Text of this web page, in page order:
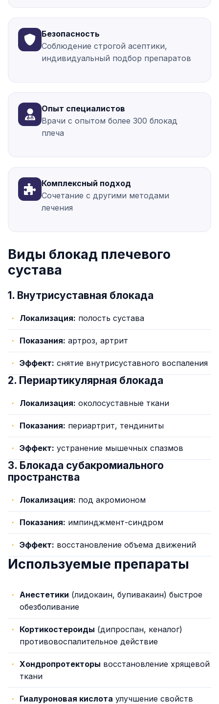
Безопасность
Соблюдение строгой асептики,
индивидуальный подбор препаратов
Опыт специалистов
Врачи с опытом более 300 блокад
плеча
Комплексный подход
Сочетание с другими методами
лечения
Виды блокад плечевого
сустава
1. Внутрисуставная блокада
Локализация: полость сустава
Показания: артроз, артрит
Эффект: снятие внутрисуставного воспаления
2. Периартикулярная блокада
Локализация: околосуставные ткани
Показания: периартрит, тендиниты
Эффект: устранение мышечных спазмов
3. Блокада субакромиального
пространства
Локализация: под акромионом
Показания: импинджмент-синдром
Эффект: восстановление объема движений
Используемые препараты
Анестетики (лидокаин, бупивакаин) быстрое
обезболивание
Кортикостероиды (дипроспан, кеналог)
противовоспалительное действие
Хондропротекторы восстановление хрящевой
ткани
Гиалуроновая кислота улучшение свойств